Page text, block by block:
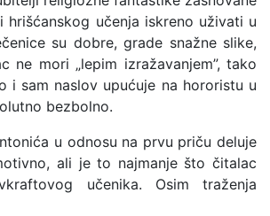
hrišćanskog učenja iskreno uživati u
su dobre, grade snažne slike,
ne mori „lepim izražavanjem”, tako
i sam naslov upućuje na hororistu u
bezbolno.
u odnosu na prvu priču deluje
ali je to najmanje što čitalac
učenika. Osim traženja